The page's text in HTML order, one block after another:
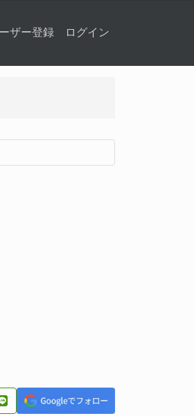
ザー登録 ログイン